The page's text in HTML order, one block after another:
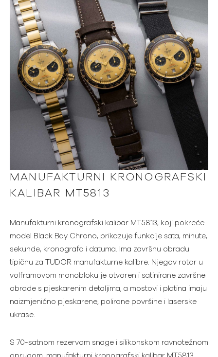
MANUFAKTURNI KRONOGRAFSKI
KALIBAR MT5813
Manufakturni kronografski kalibar MT5813, koji pokreće
model Black Bay Chrono, prikazuje funkcije sata, minute,
sekunde, kronografa i datuma. Ima završnu obradu
tipičnu za TUDOR manufakturne kalibre. Njegov rotor u
volframovom monobloku je otvoren i satinirane završne
obrade s pjeskarenim detaljima, a mostovi i platina imaju
naizmjenično pjeskarene, polirane površine i laserske
ukrase.
S 70-satnom rezervom snage i silikonskom ravnotežnom